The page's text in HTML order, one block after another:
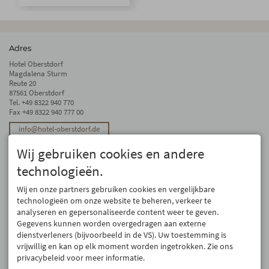
Adres
Hotel Oberstdorf
Magdalena Sturm
Reute 20
87561 Oberstdorf
Tel. +49 8322 940 770
Fax +49 8322 940 777 00
info@hotel-oberstdorf.de
Stay up to date
We will not forward your email address. And we don’t like spam, either. We
promise! You can unsubscribe at any time.
Register
Wij gebruiken cookies en andere
technologieën.
Wij en onze partners gebruiken cookies en vergelijkbare
technologieën om onze website te beheren, verkeer te
analyseren en gepersonaliseerde content weer te geven.
Gegevens kunnen worden overgedragen aan externe
dienstverleners (bijvoorbeeld in de VS). Uw toestemming is
vrijwillig en kan op elk moment worden ingetrokken. Zie ons
privacybeleid voor meer informatie.